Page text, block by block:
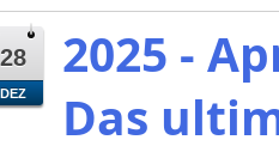
28
DEZ
2025 -
Das